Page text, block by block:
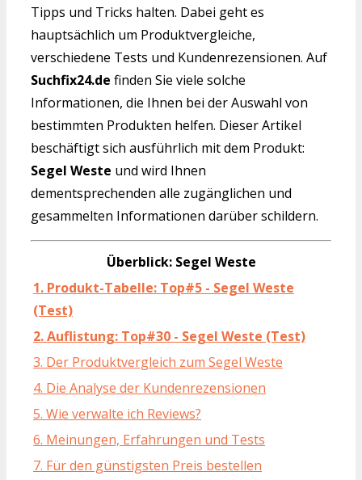
Tipps und Tricks halten. Dabei geht es
hauptsächlich um Produktvergleiche,
verschiedene Tests und Kundenrezensionen. Auf
Suchfix24.de finden Sie viele solche
Informationen, die Ihnen bei der Auswahl von
bestimmten Produkten helfen. Dieser Artikel
beschäftigt sich ausführlich mit dem Produkt:
Segel Weste und wird Ihnen
dementsprechenden alle zugänglichen und
gesammelten Informationen darüber schildern.
Überblick: Segel Weste
1. Produkt-Tabelle: Top#5 - Segel Weste
(Test)
2. Auflistung: Top#30 - Segel Weste (Test)
3. Der Produktvergleich zum Segel Weste
4. Die Analyse der Kundenrezensionen
5. Wie verwalte ich Reviews?
6. Meinungen, Erfahrungen und Tests
7. Für den günstigsten Preis bestellen